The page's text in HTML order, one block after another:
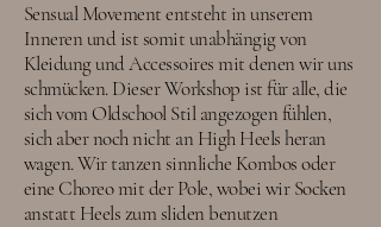
Sensual Movement entsteht in unserem
Inneren und ist somit unabhängig von
Kleidung und Accessoires mit denen wir uns
schmücken. Dieser Workshop ist für alle, die
sich vom Oldschool Stil angezogen fühlen,
sich aber noch nicht an High Heels heran
wagen. Wir tanzen sinnliche Kombos oder
eine Choreo mit der Pole, wobei wir Socken
anstatt Heels zum sliden benutzen